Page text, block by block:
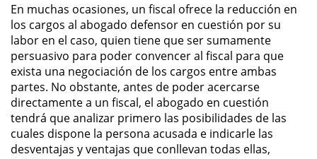
Portar un Arma de Fuego
Cargada
Delitos de Conducción
Chocar y Huir
Conducir con la Licencia
Suspendida
En muchas ocasiones, un fiscal ofrece la reducción en
los cargos al abogado defensor en cuestión por su
labor en el caso, quien tiene que ser sumamente
persuasivo para poder convencer al fiscal para que
exista una negociación de los cargos entre ambas
partes. No obstante, antes de poder acercarse
directamente a un fiscal, el abogado en cuestión
tendrá que analizar primero las posibilidades de las
cuales dispone la persona acusada e indicarle las
desventajas y ventajas que conllevan todas ellas,